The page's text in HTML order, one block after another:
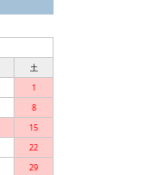
土
1
8
15
22
29